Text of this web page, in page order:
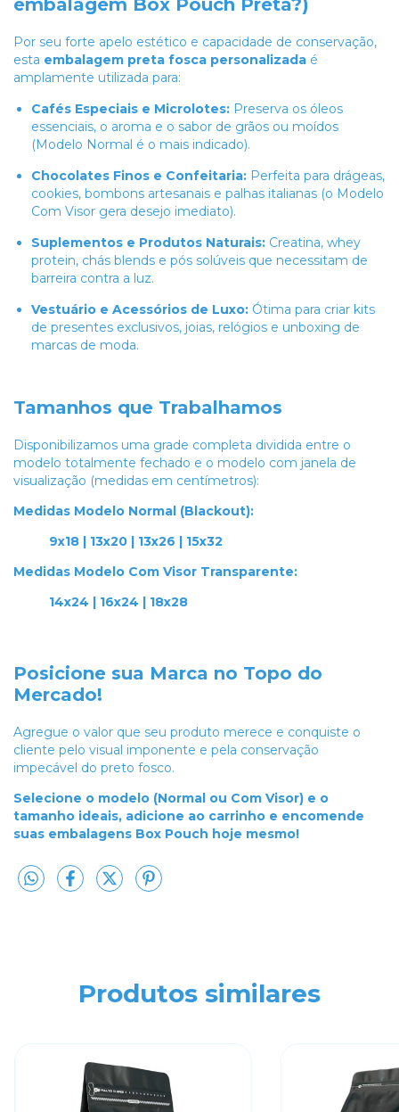
Por seu forte apelo estético e capacidade de conservação,
esta embalagem preta fosca personalizada é
amplamente utilizada para:
Cafés Especiais e Microlotes: Preserva os óleos
essenciais, o aroma e o sabor de grãos ou moídos
(Modelo Normal é o mais indicado).
Chocolates Finos e Confeitaria: Perfeita para drágeas,
cookies, bombons artesanais e palhas italianas (o Modelo
Com Visor gera desejo imediato).
Suplementos e Produtos Naturais: Creatina, whey
protein, chás blends e pós solúveis que necessitam de
barreira contra a luz.
Vestuário e Acessórios de Luxo: Ótima para criar kits
de presentes exclusivos, joias, relógios e unboxing de
marcas de moda.
Tamanhos que Trabalhamos
Disponibilizamos uma grade completa dividida entre o
modelo totalmente fechado e o modelo com janela de
visualização (medidas em centímetros):
Medidas Modelo Normal (Blackout):
9x18 | 13x20 | 13x26 | 15x32
Medidas Modelo Com Visor Transparente:
14x24 | 16x24 | 18x28
Posicione sua Marca no Topo do
Mercado!
Agregue o valor que seu produto merece e conquiste o
cliente pelo visual imponente e pela conservação
impecável do preto fosco.
Selecione o modelo (Normal ou Com Visor) e o
tamanho ideais, adicione ao carrinho e encomende
suas embalagens Box Pouch hoje mesmo!
Produtos similares